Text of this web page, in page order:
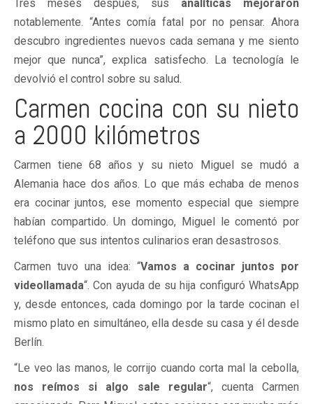
Tres meses después, sus analíticas mejoraron
notablemente. “Antes comía fatal por no pensar. Ahora
descubro ingredientes nuevos cada semana y me siento
mejor que nunca”, explica satisfecho. La tecnología le
devolvió el control sobre su salud.
Carmen cocina con su nieto
a 2000 kilómetros
Carmen tiene 68 años y su nieto Miguel se mudó a
Alemania hace dos años. Lo que más echaba de menos
era cocinar juntos, ese momento especial que siempre
habían compartido. Un domingo, Miguel le comentó por
teléfono que sus intentos culinarios eran desastrosos.
Carmen tuvo una idea: “Vamos a cocinar juntos por
videollamada“. Con ayuda de su hija configuró WhatsApp
y, desde entonces, cada domingo por la tarde cocinan el
mismo plato en simultáneo, ella desde su casa y él desde
Berlín.
“Le veo las manos, le corrijo cuando corta mal la cebolla,
nos reímos si algo sale regular“, cuenta Carmen